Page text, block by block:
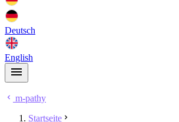
Deutsch
English
m-pathy
Startseite